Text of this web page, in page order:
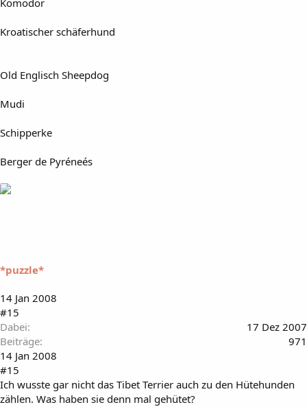
Komodor
Kroatischer schäferhund
Old Englisch Sheepdog
Mudi
Schipperke
Berger de Pyréneés
*puzzle*
14 Jan 2008
#15
Dabei
17 Dez 2007
Beiträge
971
14 Jan 2008
#15
Ich wusste gar nicht das Tibet Terrier auch zu den Hütehunden
zählen. Was haben sie denn mal gehütet?